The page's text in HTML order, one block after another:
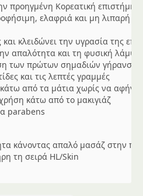
προηγμένη Κορεατική επιστήμη
ελαφριά και μη λιπαρή
κλειδώνει την υγρασία της
απαλότητα και τη φυσική
των πρώτων σημαδιών
και τις λεπτές γραμμές
από τα μάτια χωρίς να
κάτω από το μακιγιάζ
parabens
κάνοντας απαλό μασάζ στην
τη σειρά HL/Skin